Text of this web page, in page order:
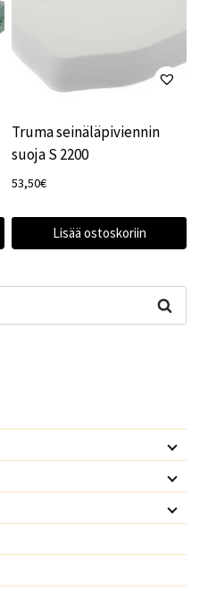
Truma seinäläpiviennin
suoja S 2200
53,50€
Lisää ostoskoriin
Haku